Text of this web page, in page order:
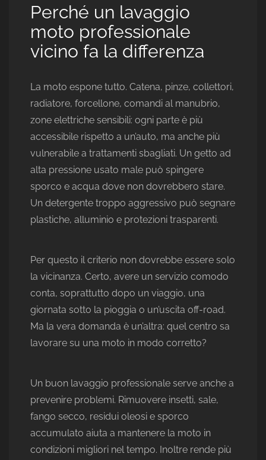
Perché un lavaggio
moto professionale
vicino fa la differenza
La moto espone tutto. Catena, pinze, collettori,
radiatore, forcellone, comandi al manubrio,
zone elettriche sensibili: ogni parte è più
accessibile rispetto a un’auto, ma anche più
vulnerabile a trattamenti sbagliati. Un getto ad
alta pressione usato male può spingere
sporco e acqua dove non dovrebbero stare.
Un detergente troppo aggressivo può segnare
plastiche, alluminio e protezioni trasparenti.
Per questo il criterio non dovrebbe essere solo
la vicinanza. Certo, avere un servizio comodo
conta, soprattutto dopo un viaggio, una
giornata sotto la pioggia o un’uscita off-road.
Ma la vera domanda è un’altra: quel centro sa
lavorare su una moto in modo corretto?
Un buon lavaggio professionale serve anche a
prevenire problemi. Rimuovere insetti, sale,
fango secco, residui oleosi e sporco
accumulato aiuta a mantenere la moto in
condizioni migliori nel tempo. Inoltre rende più